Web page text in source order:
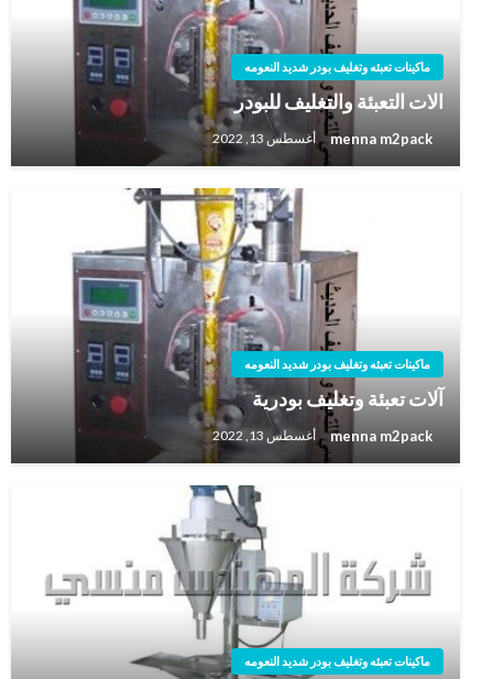
ماكينات تعبئه وتغليف بودر شديد النعومه
الات التعبئة والتغليف للبودر
menna m2pack أغسطس 13, 2022
ماكينات تعبئه وتغليف بودر شديد النعومه
آلات تعبئة وتغليف بودرية
menna m2pack أغسطس 13, 2022
ماكينات تعبئه وتغليف بودر شديد النعومه